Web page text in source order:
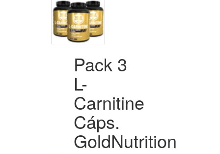
Pack 3
L-
Carnitine
Cáps.
GoldNutrition